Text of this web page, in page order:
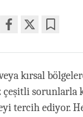
on
facebook
kırsal
sorunlarla
tercih ediyor.